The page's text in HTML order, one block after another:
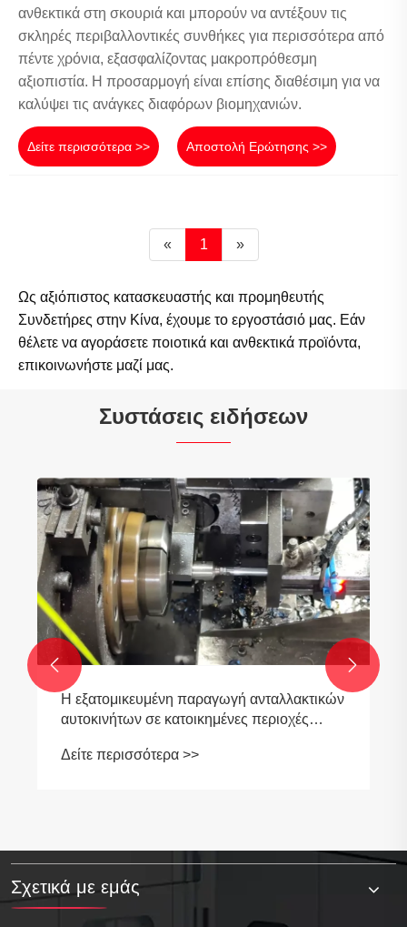
ανθεκτικά στη σκουριά και μπορούν να αντέξουν τις
σκληρές περιβαλλοντικές συνθήκες για περισσότερα από
πέντε χρόνια, εξασφαλίζοντας μακροπρόθεσμη
αξιοπιστία. Η προσαρμογή είναι επίσης διαθέσιμη για να
καλύψει τις ανάγκες διαφόρων βιομηχανιών.
Δείτε περισσότερα >> Αποστολή Ερώτησης >>
« 1 »
Ως αξιόπιστος κατασκευαστής και προμηθευτής
Συνδετήρες στην Κίνα, έχουμε το εργοστάσιό μας. Εάν
θέλετε να αγοράσετε ποιοτικά και ανθεκτικά προϊόντα,
επικοινωνήστε μαζί μας.
Συστάσεις ειδήσεων
Ποια είναι η διαφορά μεταξύ των Threaded
Standoffs και των Spacers;
Δείτε περισσότερα >>
 
Σχετικά με εμάς